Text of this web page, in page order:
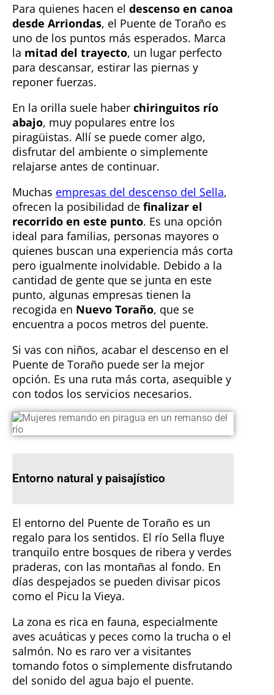
Para quienes hacen eldescenso en canoa
desde Arriondas, el Puente de Toraño es
uno de los puntos más esperados. Marca
la mitad del trayecto, un lugar perfecto
para descansar, estirar las piernas y
reponer fuerzas.
En la orilla suele haberchiringuitos río
abajo, muy populares entre los
piragüistas. Allí se puede comer algo,
disfrutar del ambiente o simplemente
relajarse antes de continuar.
Muchas empresas del descenso del Sella,
ofrecen la posibilidad definalizar el
recorrido en este punto. Es una opción
ideal para familias, personas mayores o
quienes buscan una experiencia más corta
pero igualmente inolvidable. Debido a la
cantidad de gente que se junta en este
punto, algunas empresas tienen la
recogida en Nuevo Toraño, que se
encuentra a pocos metros del puente.
Si vas con niños, acabar el descenso en el
Puente de Toraño puede ser la mejor
opción. Es una ruta más corta, asequible y
con todos los servicios necesarios.
Entorno natural y paisajístico
El entorno del Puente de Toraño es un
regalo para los sentidos. El río Sella fluye
tranquilo entre bosques de ribera y verdes
praderas, con las montañas al fondo. En
días despejados se pueden divisar picos
como el Picu la Vieya.
La zona es rica en fauna, especialmente
aves acuáticas y peces como la trucha o el
salmón. No es raro ver a visitantes
tomando fotos o simplemente disfrutando
del sonido del agua bajo el puente.